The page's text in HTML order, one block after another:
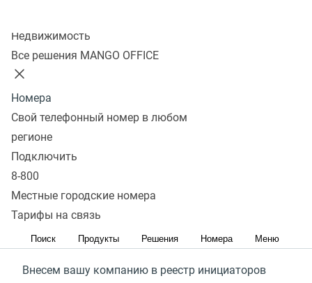
Недвижимость
Все решения MANGO OFFICE
Номера
Свой телефонный номер в любом
регионе
Подключить
8-800
Местные городские номера
Тарифы на связь
Поиск Продукты Решения Номера Меню
Что входит в услугу?
Верификация
Проверим, подходит ли деятельность вашей
компании для регистрации в реестре инициаторов
массовых вызовов
Регистрация
Внесем вашу компанию в реестр инициаторов